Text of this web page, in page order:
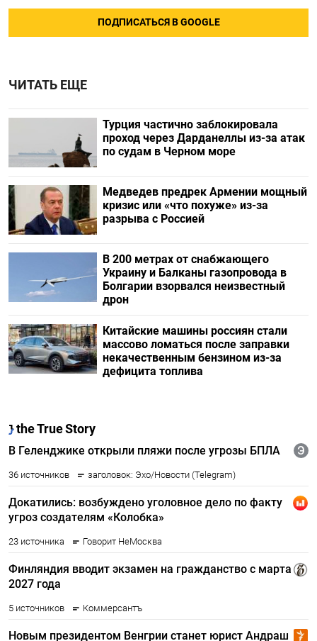
ПОДПИСАТЬСЯ В GOOGLE
ЧИТАТЬ ЕЩЕ
Турция частично заблокировала
проход через Дарданеллы из-за атак
по судам в Черном море
Медведев предрек Армении мощный
кризис или «что похуже» из-за
разрыва с Россией
В 200 метрах от снабжающего
Украину и Балканы газопровода в
Болгарии взорвался неизвестный
дрон
Китайские машины россиян стали
массово ломаться после заправки
некачественным бензином из-за
дефицита топлива